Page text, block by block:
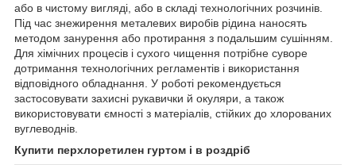
або в чистому вигляді, або в складі технологічних розчинів.
Під час знежирення металевих виробів рідина наносять
методом занурення або протирання з подальшим сушінням.
Для хімічних процесів і сухого чищення потрібне суворе
дотримання технологічних регламентів і використання
відповідного обладнання. У роботі рекомендується
застосовувати захисні рукавички й окуляри, а також
використовувати ємності з матеріалів, стійких до хлорованих
вуглеводнів.
Купити перхлоретилен гуртом і в роздріб